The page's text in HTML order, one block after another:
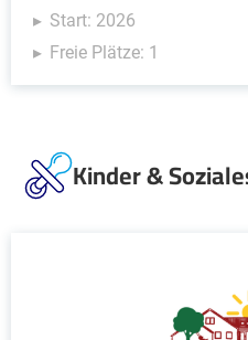
Start: 2026
Freie Plätze: 1
Kinder &